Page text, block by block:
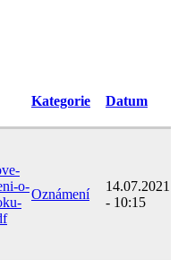
Kategorie Datum
o-
Oznámení
14.07.2021
- 10:15